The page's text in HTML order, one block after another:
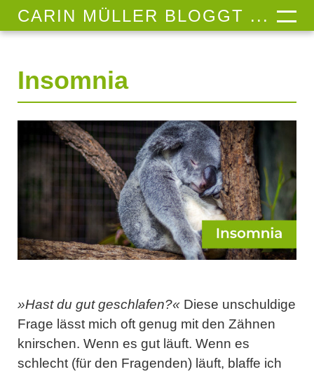
CARIN MÜLLER BLOGGT ...
Insomnia
»Hast du gut geschlafen?« Diese unschuldige
Frage lässt mich oft genug mit den Zähnen
knirschen. Wenn es gut läuft. Wenn es
schlecht (für den Fragenden) läuft, blaffe ich